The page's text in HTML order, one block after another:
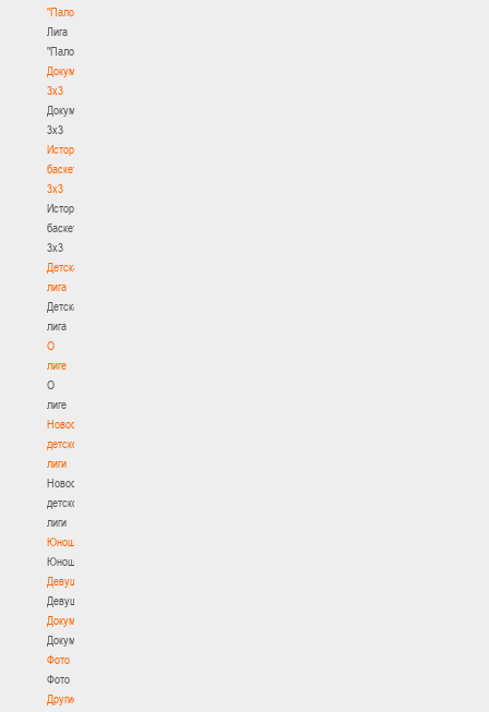
"Палова"
Лига
"Палова"
Документы
3х3
Документы
3х3
История
баскетбола
3х3
История
баскетбола
3х3
Детская
лига
Детская
лига
О
лиге
О
лиге
Новости
детской
лиги
Новости
детской
лиги
Юноши
Юноши
Девушки
Девушки
Документы
Документы
Фото
Фото
Другие